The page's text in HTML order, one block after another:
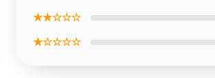
★★☆☆☆
★☆☆☆☆